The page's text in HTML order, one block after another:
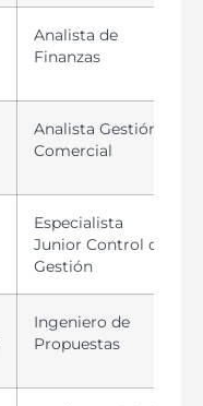
Analista de
Finanzas
Analista Gestión
Comercial
Especialista
Junior Control de
Gestión
Ingeniero de
Propuestas